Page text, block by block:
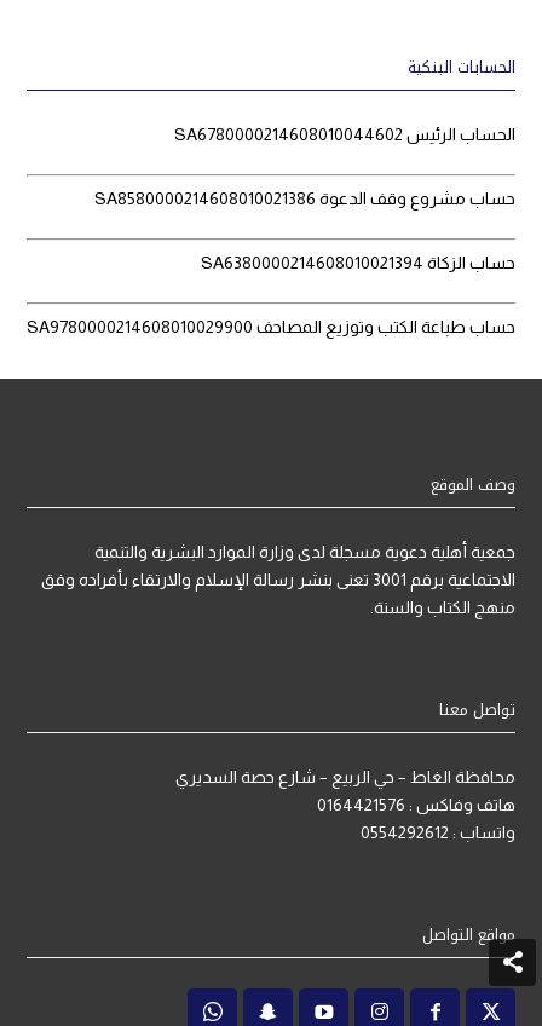
الحسابات البنكية
الحساب الرئيس SA6780000214608010044602
حساب مشروع وقف الدعوة SA8580000214608010021386
حساب الزكاة SA6380000214608010021394
حساب طباعة الكتب وتوزيع المصاحف SA9780000214608010029900
وصف الموقع
جمعية أهلية دعوية مسجلة لدى وزارة الموارد البشرية والتنمية
الاجتماعية برقم 3001 تعنى بنشر رسالة الإسلام والارتقاء بأفراده وفق
منهج الكتاب والسنة.
تواصل معنا
محافظة الغاط – حي الربيع – شارع حصة السديري
هاتف وفاكس : 0164421576
واتساب : 0554292612
مواقع التواصل